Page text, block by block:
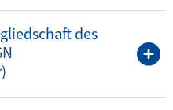
des